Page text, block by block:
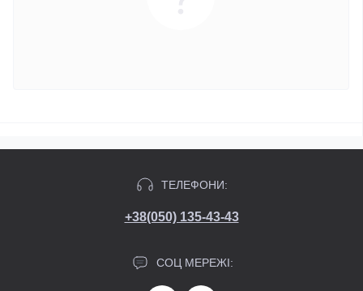
ТЕЛЕФОНИ:
+38(050) 135-43-43
СОЦ МЕРЕЖІ: